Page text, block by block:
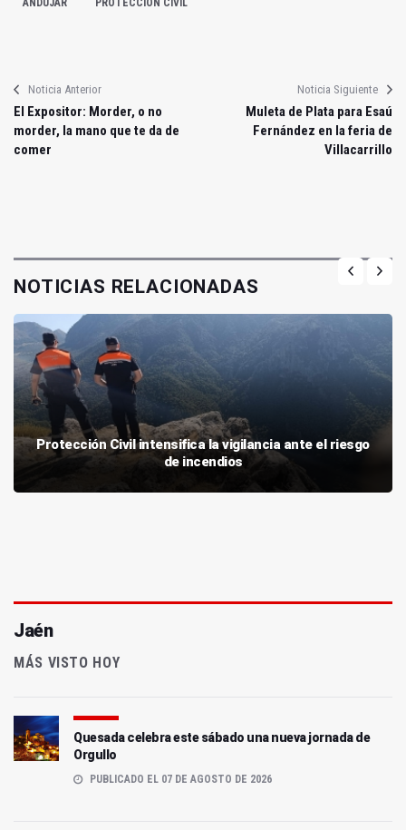
ANDÚJAR PROTECCIÓN CIVIL
Noticia Anterior
El Expositor: Morder, o no
morder, la mano que te da de
comer
Noticia Siguiente
Muleta de Plata para Esaú
Fernández en la feria de
Villacarrillo
NOTICIAS RELACIONADAS
Protección Civil intensifica la vigilancia ante el riesgo
de incendios
Jaén
MÁS VISTO HOY
Quesada celebra este sábado una nueva jornada de
Orgullo
PUBLICADO EL 07 DE AGOSTO DE 2026